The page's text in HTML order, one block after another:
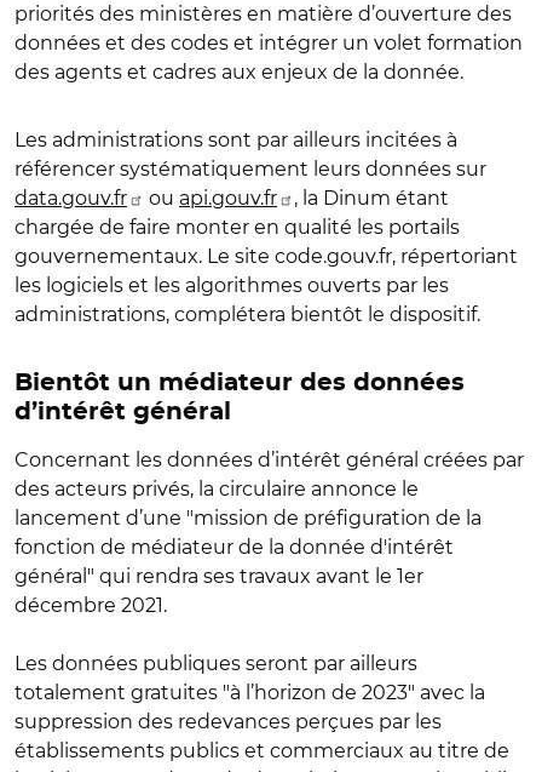
priorités des ministères en matière d’ouverture des
données et des codes et intégrer un volet formation
des agents et cadres aux enjeux de la donnée.
Les administrations sont par ailleurs incitées à
référencer systématiquement leurs données sur
data.gouv.fr
ou api.gouv.fr
, la Dinum étant
chargée de faire monter en qualité les portails
gouvernementaux. Le site code.gouv.fr, répertoriant
les logiciels et les algorithmes ouverts par les
administrations, complétera bientôt le dispositif.
Bientôt un médiateur des données
d’intérêt général
Concernant les données d’intérêt général créées par
des acteurs privés, la circulaire annonce le
lancement d’une "mission de préfiguration de la
fonction de médiateur de la donnée d'intérêt
général" qui rendra ses travaux avant le 1er
décembre 2021.
Les données publiques seront par ailleurs
totalement gratuites "à l’horizon de 2023" avec la
suppression des redevances perçues par les
établissements publics et commerciaux au titre de